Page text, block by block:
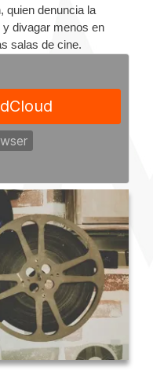
quien denuncia la
divagar menos en
salas de cine.